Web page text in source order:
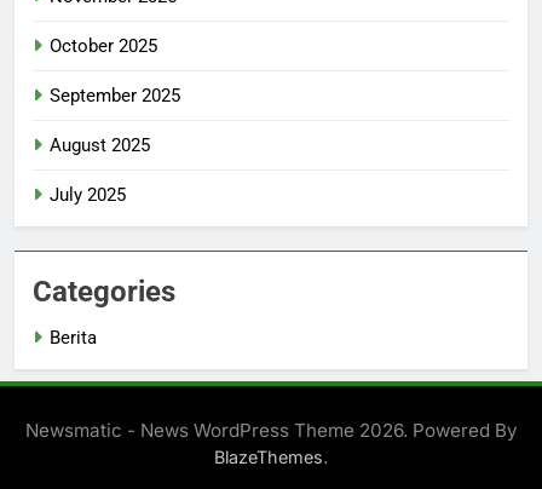
October 2025
September 2025
August 2025
July 2025
Categories
Berita
Newsmatic - News WordPress Theme 2026. Powered By
BlazeThemes.